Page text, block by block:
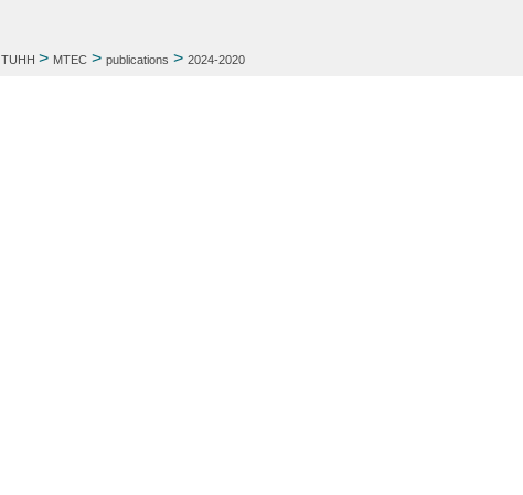
TUHH > MTEC> publications > 2024-2020